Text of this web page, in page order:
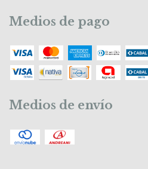
Medios de pago
Medios de envío